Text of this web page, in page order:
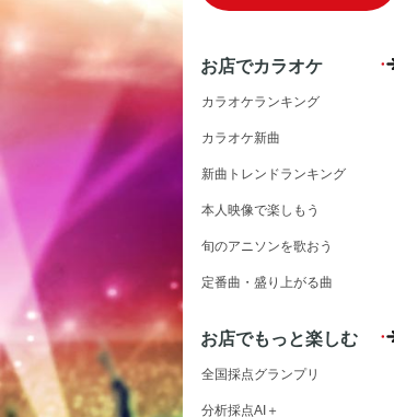
お店でカラオケ
カラオケランキング
カラオケ新曲
新曲トレンドランキング
本人映像で楽しもう
旬のアニソンを歌おう
定番曲・盛り上がる曲
お店でもっと楽しむ
全国採点グランプリ
分析採点AI＋